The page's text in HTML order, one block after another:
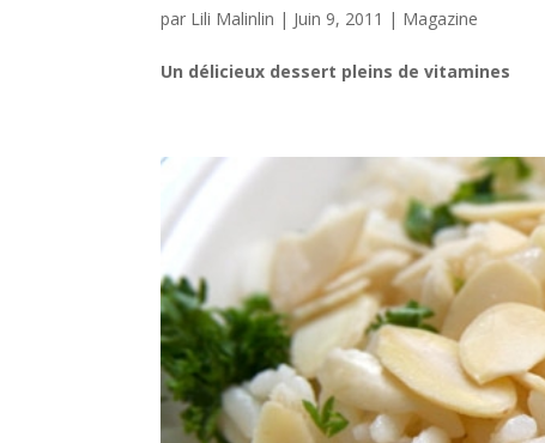
par Lili Malinlin | Juin 9, 2011 | Magazine
Un délicieux dessert pleins de vitamines